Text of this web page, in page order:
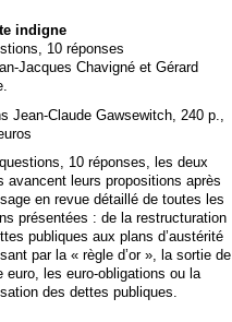
indigne
10 réponses
Jacques Chavigné et Gérard
Jean-Claude Gawsewitch, 240 p.,
10 réponses, les deux
avancent leurs propositions après
en revue détaillé de toutes les
présentées : de la restructuration
publiques aux plans d’austérité
par la « règle d’or », la sortie de
euro, les euro-obligations ou la
des dettes publiques.